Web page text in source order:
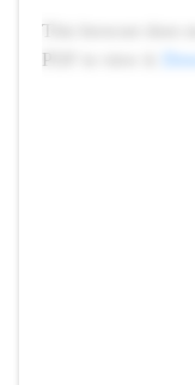
This browser does
PDF to view it: